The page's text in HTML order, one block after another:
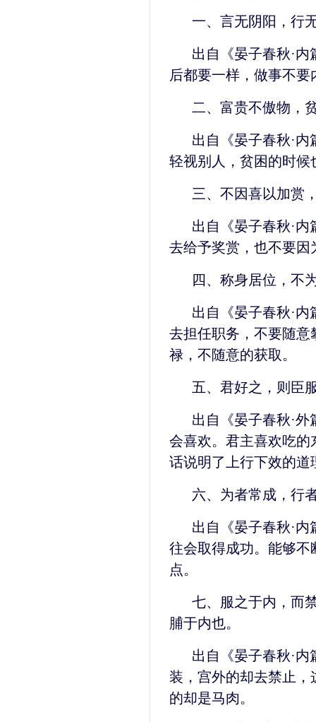
一、言无阴阳，行
出自《晏子春秋·
后都要一样，做事不
二、富贵不傲物，
出自《晏子春秋·
轻视别人，贫困的时
三、不因喜以加赏
出自《晏子春秋·
去给予奖赏，也不要
四、称身居位，不
出自《晏子春秋·
去担任职务，不要随
禄，不随意的获取。
五、君好之，则臣
出自《晏子春秋·
会喜欢。君主喜欢吃
话说明了上行下效的道
六、为者常成，行
出自《晏子春秋·
往会取得成功。能够
点。
七、服之于内，而
脯于内也。
出自《晏子春秋·
装，宫外的却去禁止
的却是马肉。